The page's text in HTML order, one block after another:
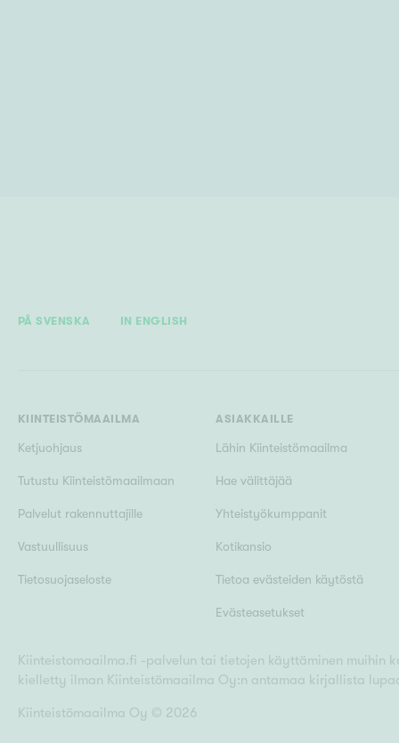
PÅ SVENSKA IN ENGLISH
KIINTEISTÖMAAILMA
Ketjuohjaus
Tutustu Kiinteistömaailmaan
Palvelut rakennuttajille
Vastuullisuus
Tietosuojaseloste
ASIAKKAILLE
Lähin Kiinteistömaailma
Hae välittäjää
Yhteistyökumppanit
Kotikansio
Tietoa evästeiden käytöstä
Evästeasetukset
Kiinteistomaailma.fi -palvelun tai tietojen käyttäminen muihin
kielletty ilman Kiinteistömaailma Oy:n antamaa kirjallista
Kiinteistömaailma Oy © 2026